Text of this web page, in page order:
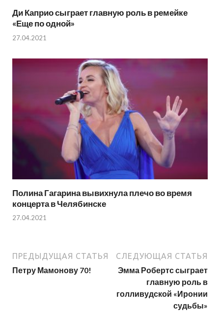
Ди Каприо сыграет главную роль в ремейке
«Еще по одной»
27.04.2021
Полина Гагарина вывихнула плечо во время
концерта в Челябинске
27.04.2021
ПРЕДЫДУЩАЯ СТАТЬЯ
Петру Мамонову 70!
СЛЕДУЮЩАЯ СТАТЬЯ
Эмма Робертс сыграет
главную роль в
голливудской «Иронии
судьбы»